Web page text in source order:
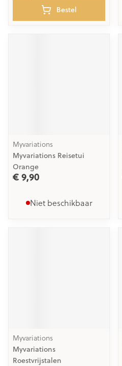
Bestel
Myvariations
Myvariations Reisetui
Orange
€ 9,90
Niet beschikbaar
Myvariations
Myvariations
Roestvrijstalen